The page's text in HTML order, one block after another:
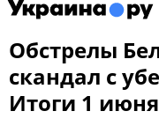
Обстрелы
скандал с
Итоги 1